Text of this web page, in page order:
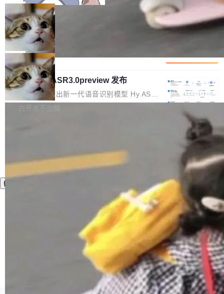
x / Harmony PC curl -fsSL https://solon.noea
r.org/solon...
不断累积，代码仓中的模块关系、接口契约、业
务逻辑等关键信息往往分散于数十乃至数百个文
件之中，形成高度复杂的知识关联网络。传统的
代码检索手段（如关键词匹配、目录遍历）仅能
在语法层面完成文本定位，难以触及代码的语义
内涵与结构关联，导致开发者使用代码智能体在
理解大规模代码仓时面临显著"代码仓理解"瓶
颈。 代码仓深度理解服务（以下简称" CodeBas
e深度理解服务"）是华为云码道（CodeA...
名90后算法工程师王某，为了给自己接的私活腾
服务器空间，删光了公司AI游戏部门的全部核心
数据。 王某2024年1月入职东城区某科技公司AI
短剧部门，有互联网大厂背景。在公司内部架构
调整期间，部门三次通知全员将数据从A集群迁
移到B集群，王某都回复了"收到"。 他没有迁移
数据。2024年9月3日下午4点，他使用此前登录
的账号密码进入A集群，输入了一条被程序员圈
称为"删库跑路"的命令——最高管理员权限、无
局
Cloudflare 分享推理优化实践：KV ca
che 量化 + 权重压缩，吞吐量提升 4
1%，成本降 30%
Kimi 和 GLM 是当前最强的大模型系列之一，但
它们有一个共同的问题：太吃显存了。月之暗面
的 Kimi K 系列和智谱的 GLM 都是长上下文、M
oE 架构的大模型，好用到让人上瘾，但 GPU 显
存永远不够用。 Cloudflare 的 Workers AI 团队
一直在跑这些模型的推理。他们在官方博客上发
整性保护。效果是：吞吐量提升 41%，每 token
成本降低 30%，精度不变。 FP8 省的不仅是显
存 KV cache 是推理时最吃显...
局
腾讯混元 Hy ASR3.0preview 发布
腾讯混元正式推出新一代语音识别模型 Hy ASR
3.0preview。基于最新一代大语言模型 Hy3 的
让语音识别不再只是听清，而是真正听懂。通过
先理解你的语境和意图，再把准确的文字直接给
到你。从“逐字转写、单点优化”演进为“理解语
境、兼容场景、一键直出”。 Hy ASR 3.0 previe
w 不要求标准普通话，方言识别覆盖粤语、吴语
等 10 大方言片区和 20 余个二级小片区。在开
源评测集中，Hy ASR 3.0 preview 在多语种的
白开水不加糖